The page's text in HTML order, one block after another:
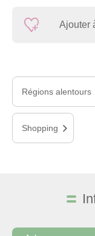
Ajouter
Régions alentours
Shopping